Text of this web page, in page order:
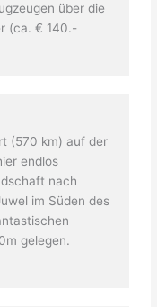
über die
(ca. € 140.-
(570 km) auf der
endlos
nach
im Süden des
gelegen.